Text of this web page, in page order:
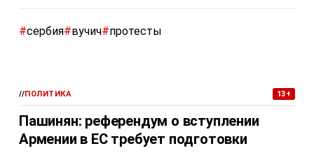
#сербия#вучич#протесты
//ПОЛИТИКА 13+
Пашинян: референдум о вступлении
Армении в ЕС требует подготовки